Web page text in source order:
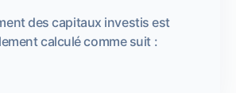
des capitaux investis est
calculé comme suit :